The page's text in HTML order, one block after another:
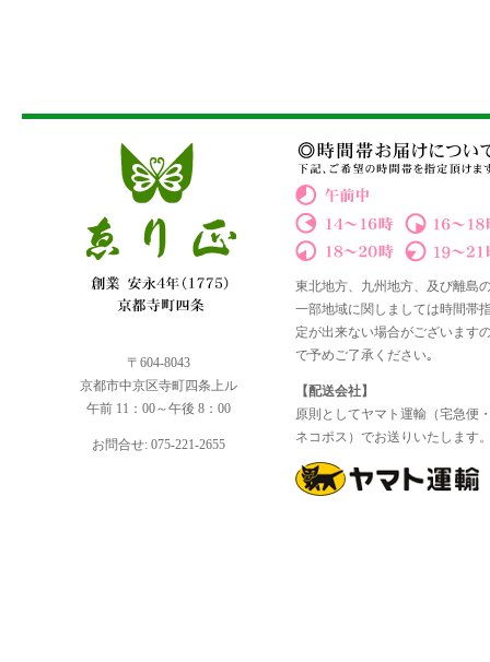
〒604-8043
京都市中京区寺町四条上ル
午前 11：00～午後 8：00
お問合せ: 075-221-2655
東北地方、九州地方、及び離島
一部地域に関しましては時間帯
定が出来ない場合がございます
で予めご了承ください｡
【配送会社】
原則としてヤマト運輸（宅急便
ネコポス）でお送りいたします